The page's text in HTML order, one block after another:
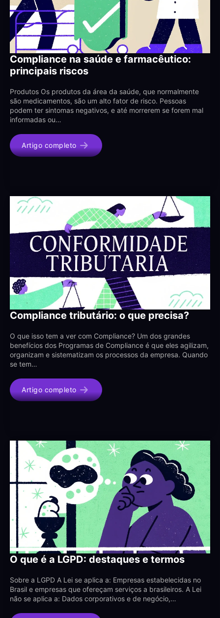
Compliance na saúde e farmacêutico:
principais riscos
Produtos Os produtos da área da saúde, que normalmente
são medicamentos, são um alto fator de risco. Pessoas
podem ter sintomas negativos, e até morrerem se forem mal
informadas ou…
Artigo completo
Compliance tributário: o que precisa?
O que isso tem a ver com Compliance? Um dos grandes
benefícios dos Programas de Compliance é que eles agilizam,
organizam e sistematizam os processos da empresa. Quando
se tem…
Artigo completo
O que é a LGPD: destaques e termos
Sobre a LGPD A Lei se aplica a: Empresas estabelecidas no
Brasil e empresas que ofereçam serviços a brasileiros. A Lei
não se aplica a: Dados corporativos e de negócio,…